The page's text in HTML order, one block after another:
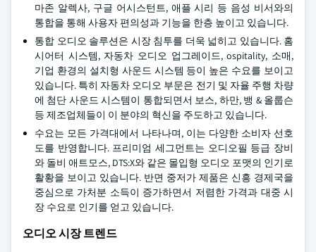
마존 알렉사, 구글 어시스턴트, 애플 시리 등 음성 비서와의
통합을 통해 사용자 편의성과 기능을 한층 높이고 있습니다.
통합 오디오 솔루션은 시장 침투를 더욱 넓히고 있습니다. 홈
시어터 시스템, 자동차 오디오 업그레이드, ospitality, 소매,
기업 환경의 설치형 사운드 시스템 등이 높은 수요를 보이고
있습니다. 특히 자동차 오디오 부문은 전기 및 자율 주행 차량
에 첨단 사운드 시스템이 통합되면서 보스, 하만, 뱅 & 올룹슨
등 제조업체들이 이 분야의 혁신을 주도하고 있습니다.
수요는 모든 가격대에서 나타나며, 이는 다양한 소비자 선호
도를 반영합니다. 프리미엄 세그먼트는 오디오필 등급 장비
와 돌비 애트모스, DTS:X와 같은 몰입형 오디오 포맷의 인기로
활황을 보이고 있습니다. 반면 중저가 제품은 신흥 경제국을
중심으로 가처분 소득이 증가하면서 저렴한 가격과 대중 시
장 수요로 인기를 얻고 있습니다.
오디오 시장 트렌드